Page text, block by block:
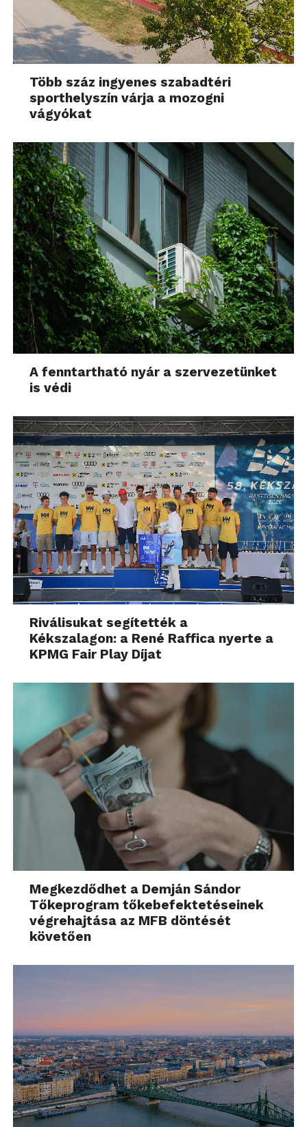
Több száz ingyenes szabadtéri
sporthelyszín várja a mozogni
vágyókat
A fenntartható nyár a szervezetünket
is védi
Riválisukat segítették a
Kékszalagon: a René Raffica nyerte a
KPMG Fair Play Díjat
Megkezdődhet a Demján Sándor
Tőkeprogram tőkebefektetéseinek
végrehajtása az MFB döntését
követően